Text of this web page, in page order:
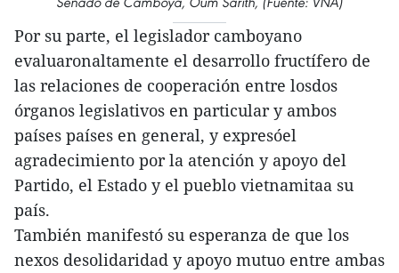
Por su parte, el legislador camboyano
evaluaronaltamente el desarrollo fructífero de
las relaciones de cooperación entre losdos
órganos legislativos en particular y ambos
países países en general, y expresóel
agradecimiento por la atención y apoyo del
Partido, el Estado y el pueblo vietnamitaa su
país.
También manifestó su esperanza de que los
nexos desolidaridad y apoyo mutuo entre ambas